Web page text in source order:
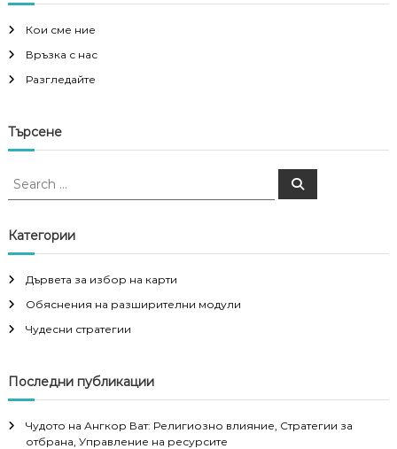
Кои сме ние
Връзка с нас
Разгледайте
Търсене
S
r
c
f
o
r
S
Категории
Дървета за избор на карти
Обяснения на разширителни модули
Чудесни стратегии
Последни публикации
Чудото на Ангкор Ват: Религиозно влияние, Стратегии за
отбрана, Управление на ресурсите